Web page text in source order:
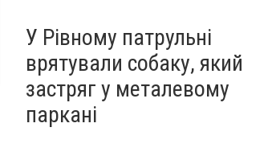
У Рівному патрульні
врятували собаку, який
застряг у металевому
паркані